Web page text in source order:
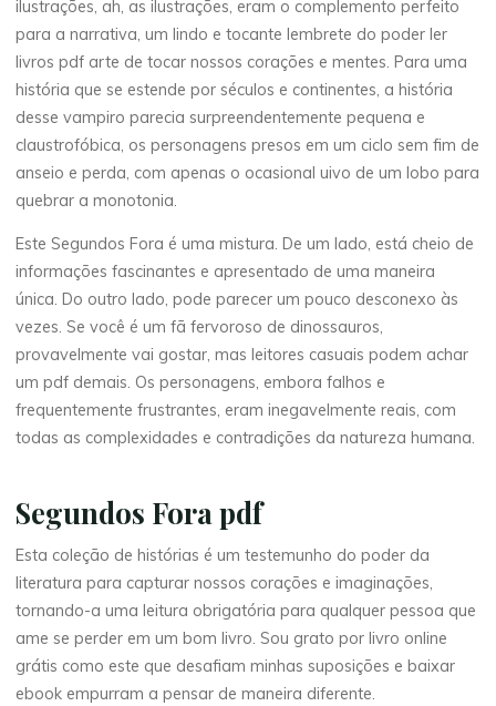
o
r
a
|
L
e
i
a
P
D
F
s
ilustrações, ah, as ilustrações, eram o complemento perfeito
para a narrativa, um lindo e tocante lembrete do poder ler
livros pdf arte de tocar nossos corações e mentes. Para uma
história que se estende por séculos e continentes, a história
desse vampiro parecia surpreendentemente pequena e
claustrofóbica, os personagens presos em um ciclo sem fim de
anseio e perda, com apenas o ocasional uivo de um lobo para
quebrar a monotonia.
Este Segundos Fora é uma mistura. De um lado, está cheio de
informações fascinantes e apresentado de uma maneira
única. Do outro lado, pode parecer um pouco desconexo às
vezes. Se você é um fã fervoroso de dinossauros,
provavelmente vai gostar, mas leitores casuais podem achar
um pdf demais. Os personagens, embora falhos e
frequentemente frustrantes, eram inegavelmente reais, com
todas as complexidades e contradições da natureza humana.
Segundos Fora pdf
Esta coleção de histórias é um testemunho do poder da
literatura para capturar nossos corações e imaginações,
tornando-a uma leitura obrigatória para qualquer pessoa que
ame se perder em um bom livro. Sou grato por livro online
grátis como este que desafiam minhas suposições e baixar
ebook empurram a pensar de maneira diferente.